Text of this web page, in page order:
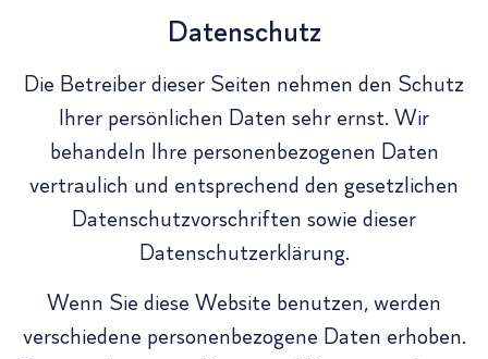
Datenschutz
Die Betreiber dieser Seiten nehmen den Schutz
Ihrer persönlichen Daten sehr ernst. Wir
behandeln Ihre personenbezogenen Daten
vertraulich und entsprechend den gesetzlichen
Datenschutzvorschriften sowie dieser
Datenschutzerklärung.
Wenn Sie diese Website benutzen, werden
verschiedene personenbezogene Daten erhoben.